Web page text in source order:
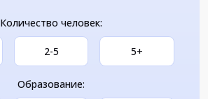
Количество человек:
2-5 5+
Образование: